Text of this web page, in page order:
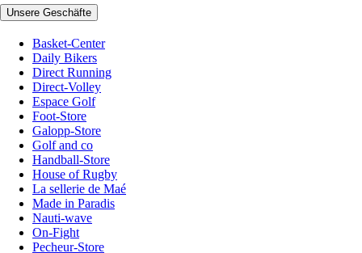
Unsere Geschäfte
Basket-Center
Daily Bikers
Direct Running
Direct-Volley
Espace Golf
Foot-Store
Galopp-Store
Golf and co
Handball-Store
House of Rugby
La sellerie de Maé
Made in Paradis
Nauti-wave
On-Fight
Pecheur-Store